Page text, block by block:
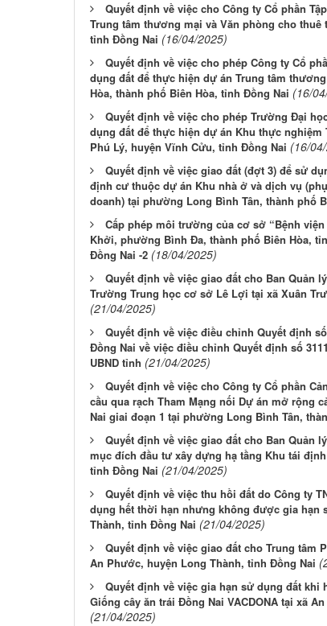
Quyết định về việc cho Công ty Cổ phần
Trung tâm thương mại và Văn phòng cho
tỉnh Đồng Nai (16/04/2025)
Quyết định về việc cho phép Công ty Cổ
dụng đất để thực hiện dự án Trung tâm
Hòa, thành phố Biên Hòa, tỉnh Đồng Nai (16/
Quyết định về việc cho phép Trường Đại
dụng đất để thực hiện dự án Khu thực
Phú Lý, huyện Vĩnh Cửu, tỉnh Đồng Nai (16/
Quyết định về việc giao đất (đợt 3) để sử
định cư thuộc dự án Khu nhà ở và dịch vụ
doanh) tại phường Long Bình Tân, thành phố
Cấp phép môi trường của cơ sở “Bệnh
Khởi, phường Bình Đa, thành phố Biên Hòa,
Đồng Nai -2 (18/04/2025)
Quyết định về việc giao đất cho Ban Quản
Trường Trung học cơ sở Lê Lợi tại xã Xuân
(21/04/2025)
Quyết định về việc điều chỉnh Quyết định
Đồng Nai về việc điều chỉnh Quyết định số
UBND tỉnh (21/04/2025)
Quyết định về việc cho Công ty Cổ phần
cầu qua rạch Tham Mạng nối Dự án mở rộng
Nai giai đoạn 1 tại phường Long Bình Tân,
Quyết định về việc giao đất cho Ban Quản
mục đích đầu tư xây dựng hạ tầng Khu tái
tỉnh Đồng Nai (21/04/2025)
Quyết định về việc thu hồi đất do Công ty
dụng hết thời hạn nhưng không được gia hạn
Thành, tỉnh Đồng Nai (21/04/2025)
Quyết định về việc giao đất cho Trung tâm
An Phước, huyện Long Thành, tỉnh Đồng Nai
Quyết định về việc gia hạn sử dụng đất khi
Giống cây ăn trái Đồng Nai VACDONA tại xã
(21/04/2025)